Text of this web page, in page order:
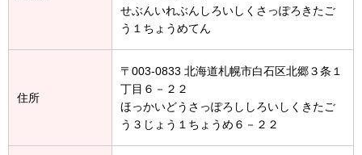
せぶんいれぶんしろいしくさっぽろきたご
う１ちょうめてん
住所
〒003-0833 北海道札幌市白石区北郷３条１
丁目６－２２
ほっかいどうさっぽろししろいしくきたご
う３じょう１ちょうめ６－２２